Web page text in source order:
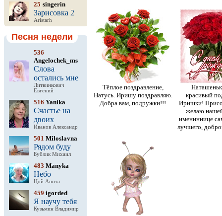
25 singerin
Зарисовка 2
Aristarh
Песня недели
536
Angelochek_ms
Слова
остались мне
Литвинкович
Евгений
516 Yanika
Счастье на
двоих
Иванов Александр
501 Miloslavna
Рядом буду
Бублик Михаил
483 Manyka
Небо
Цой Анита
459 igorded
Я научу тебя
Кузьмин Владимир
Тёплое поздравление,
Натусь. Иришу поздравляю.
Добра вам, подружки!!!
красивый
Иришки!
желаю
имениннице
лучшего,